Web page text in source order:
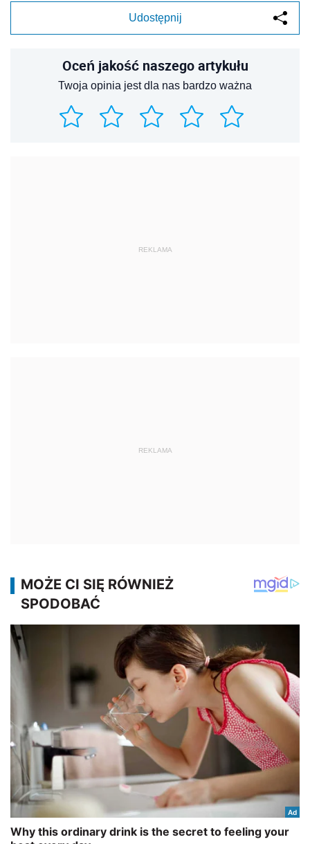
Udostępnij
Oceń jakość naszego artykułu
Twoja opinia jest dla nas bardzo ważna
REKLAMA
REKLAMA